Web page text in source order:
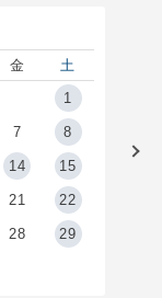
金
土
1
7 8
14 15
21 22
28 29